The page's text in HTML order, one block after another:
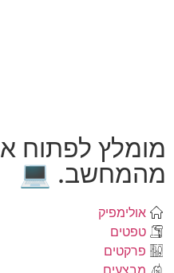
מומלץ לפתוח
מהמחשב. 💻
אולימפיק
טפטים
פרקטים
מבצעים